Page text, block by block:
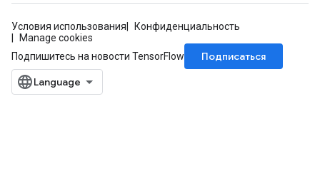
Условия использования
Конфиденциальность
Manage cookies
Подпишитесь на новости TensorFlow
Подписаться